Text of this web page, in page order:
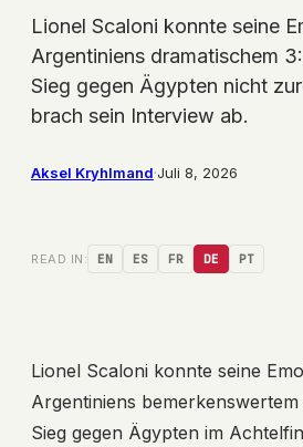
Lionel Scaloni konnte seine
Argentiniens dramatischem
Sieg gegen Ägypten nicht
brach sein Interview ab.
Aksel Kryhlmand·Juli 8, 2026
READ IN: EN ES FR DE PT
Lionel Scaloni konnte seine
Argentiniens
Sieg gegen Ägypten im